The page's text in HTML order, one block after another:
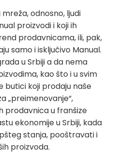
odnosno, ljudi
proizvodi i koji ih
prodavnicama, ili, pak,
samo i isključivo Manual.
u Srbiji a da nema
kao što i u svim
butici koji prodaju naše
„preimenovanje“,
prodavnica u franšize
ekonomije u Srbiji, kada
stanja, pooštravati i
proizvoda.